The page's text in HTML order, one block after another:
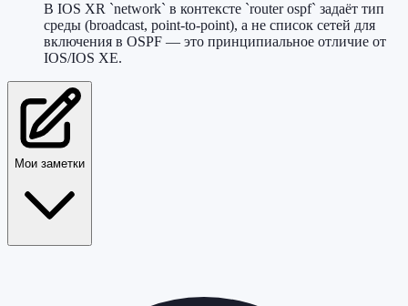
В IOS XR `network` в контексте `router ospf` задаёт тип
среды (broadcast, point-to-point), а не список сетей для
включения в OSPF — это принципиальное отличие от
IOS/IOS XE.
Мои заметки